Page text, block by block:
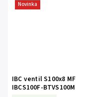
Novinka
IBC ventil S100x8 MF
IBCS100F-BTVS100M